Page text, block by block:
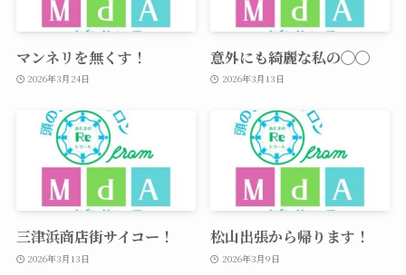
マンネリを無くす！
2026年3月24日
意外にも綺麗な私の◯◯
2026年3月13日
三津浜商店街サイコー！
2026年3月13日
松山出張から帰ります！
2026年3月9日